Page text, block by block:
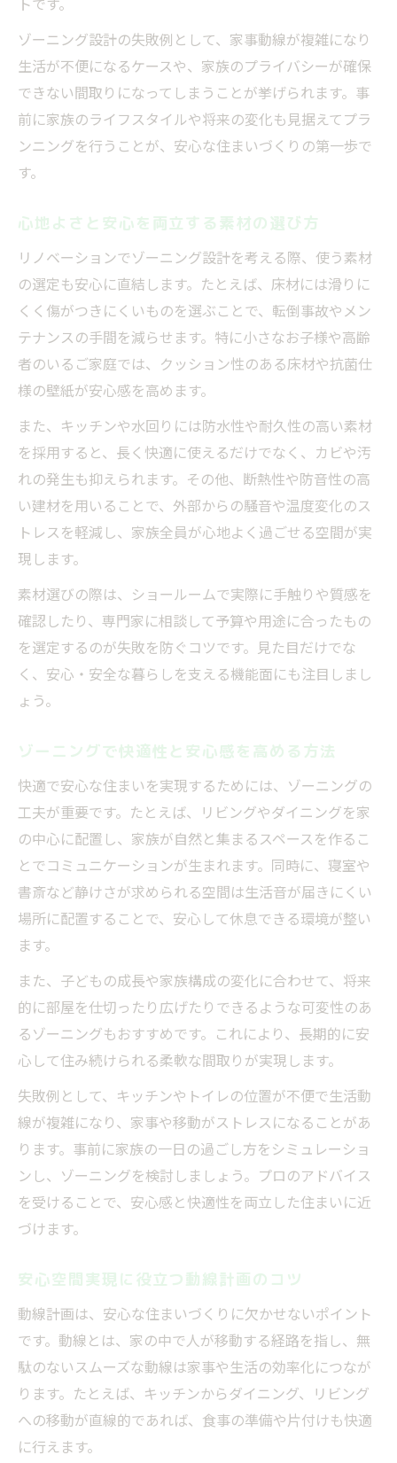
ゾーニング設計の失敗例として、家事動線が複雑になり
生活が不便になるケースや、家族のプライバシーが確保
できない間取りになってしまうことが挙げられます。事
前に家族のライフスタイルや将来の変化も見据えてプラ
ンニングを行うことが、安心な住まいづくりの第一歩で
す。
心地よさと安心を両立する素材の選び方
リノベーションでゾーニング設計を考える際、使う素材
の選定も安心に直結します。たとえば、床材には滑りに
くく傷がつきにくいものを選ぶことで、転倒事故やメン
テナンスの手間を減らせます。特に小さなお子様や高齢
者のいるご家庭では、クッション性のある床材や抗菌仕
様の壁紙が安心感を高めます。
また、キッチンや水回りには防水性や耐久性の高い素材
を採用すると、長く快適に使えるだけでなく、カビや汚
れの発生も抑えられます。その他、断熱性や防音性の高
い建材を用いることで、外部からの騒音や温度変化のス
トレスを軽減し、家族全員が心地よく過ごせる空間が実
現します。
素材選びの際は、ショールームで実際に手触りや質感を
確認したり、専門家に相談して予算や用途に合ったもの
を選定するのが失敗を防ぐコツです。見た目だけでな
く、安心・安全な暮らしを支える機能面にも注目しまし
ょう。
ゾーニングで快適性と安心感を高める方法
快適で安心な住まいを実現するためには、ゾーニングの
工夫が重要です。たとえば、リビングやダイニングを家
の中心に配置し、家族が自然と集まるスペースを作るこ
とでコミュニケーションが生まれます。同時に、寝室や
書斎など静けさが求められる空間は生活音が届きにくい
場所に配置することで、安心して休息できる環境が整い
ます。
また、子どもの成長や家族構成の変化に合わせて、将来
的に部屋を仕切ったり広げたりできるような可変性のあ
るゾーニングもおすすめです。これにより、長期的に安
心して住み続けられる柔軟な間取りが実現します。
失敗例として、キッチンやトイレの位置が不便で生活動
線が複雑になり、家事や移動がストレスになることがあ
ります。事前に家族の一日の過ごし方をシミュレーショ
ンし、ゾーニングを検討しましょう。プロのアドバイス
を受けることで、安心感と快適性を両立した住まいに近
づけます。
安心空間実現に役立つ動線計画のコツ
動線計画は、安心な住まいづくりに欠かせないポイント
です。動線とは、家の中で人が移動する経路を指し、無
駄のないスムーズな動線は家事や生活の効率化につなが
ります。たとえば、キッチンからダイニング、リビング
への移動が直線的であれば、食事の準備や片付けも快適
に行えます。